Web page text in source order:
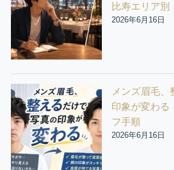
比寿エリア別
2026年6月16日
メンズ眉毛
印象が変わる
フ手順
2026年6月16日